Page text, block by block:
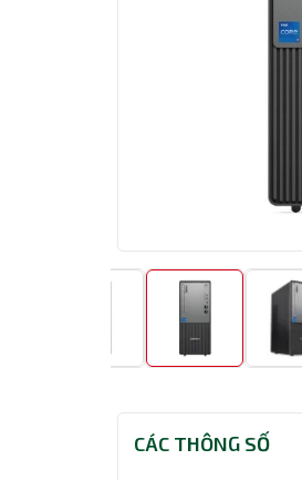
CÁC THÔNG SỐ